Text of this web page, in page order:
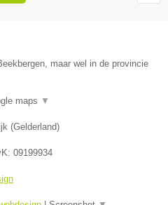
maar wel in de provincie
maps ▼
(Gelderland)
09199934